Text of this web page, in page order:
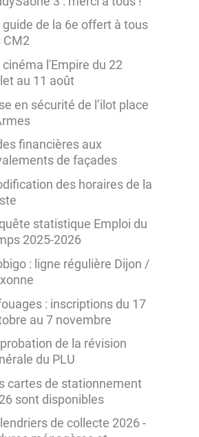
guide de la 6e offert à tous
CM2
cinéma l'Empire du 22
au 11 août
en sécurité de l’ilot place
financières aux
de façades
des horaires de la
statistique Emploi du
2025-2026
: ligne régulière Dijon /
: inscriptions du 17
au 7 novembre
de la révision
du PLU
cartes de stationnement
sont disponibles
de collecte 2026 -